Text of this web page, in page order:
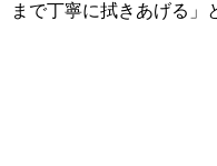
まで丁寧に拭きあげる」